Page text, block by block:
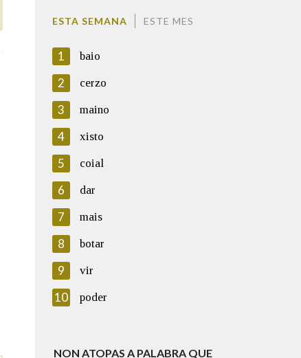
ESTA SEMANA ESTE MES
1 baio
2 cerzo
3 maino
4 xisto
5 coial
6 dar
7 mais
8 botar
9 vir
10 poder
NON ATOPAS A PALABRA QUE